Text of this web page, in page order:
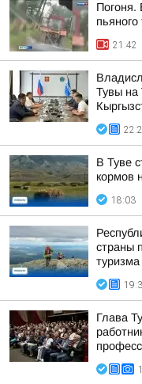
Погоня.
пьяного
21:42
Тувы на
В Туве
кормов
18:03
страны
туризма
Глава